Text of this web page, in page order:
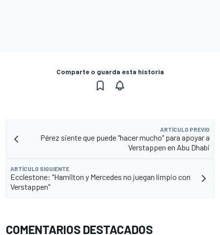
Comparte o guarda esta historia
ARTÍCULO PREVIO
Pérez siente que puede "hacer mucho" para apoyar a
Verstappen en Abu Dhabi
ARTÍCULO SIGUIENTE
Ecclestone: "Hamilton y Mercedes no juegan limpio con
Verstappen"
COMENTARIOS DESTACADOS